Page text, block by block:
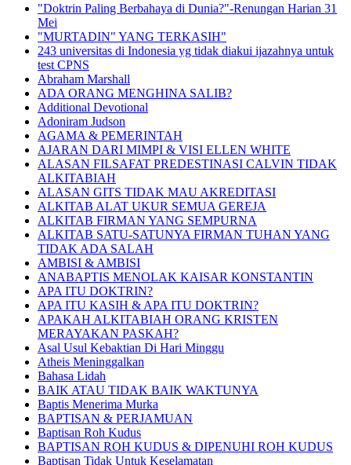
"Doktrin Paling Berbahaya di Dunia?"-Renungan Harian 31
Mei
"MURTADIN" YANG TERKASIH"
243 universitas di Indonesia yg tidak diakui ijazahnya untuk
test CPNS
Abraham Marshall
ADA ORANG MENGHINA SALIB?
Additional Devotional
Adoniram Judson
AGAMA & PEMERINTAH
AJARAN DARI MIMPI & VISI ELLEN WHITE
ALASAN FILSAFAT PREDESTINASI CALVIN TIDAK
ALKITABIAH
ALASAN GITS TIDAK MAU AKREDITASI
ALKITAB ALAT UKUR SEMUA GEREJA
ALKITAB FIRMAN YANG SEMPURNA
ALKITAB SATU-SATUNYA FIRMAN TUHAN YANG
TIDAK ADA SALAH
AMBISI & AMBISI
ANABAPTIS MENOLAK KAISAR KONSTANTIN
APA ITU DOKTRIN?
APA ITU KASIH & APA ITU DOKTRIN?
APAKAH ALKITABIAH ORANG KRISTEN
MERAYAKAN PASKAH?
Asal Usul Kebaktian Di Hari Minggu
Atheis Meninggalkan
Bahasa Lidah
BAIK ATAU TIDAK BAIK WAKTUNYA
Baptis Menerima Murka
BAPTISAN & PERJAMUAN
Baptisan Roh Kudus
BAPTISAN ROH KUDUS & DIPENUHI ROH KUDUS
Baptisan Tidak Untuk Keselamatan